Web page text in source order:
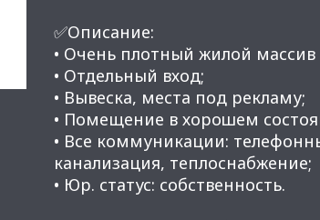
✅Описание:
• Очень плотный жилой массив
• Отдельный вход;
• Вывеска, места под рекламу;
• Помещение в хорошем
• Все коммуникации:
канализация, теплоснабжение;
• Юр. статус: собственность.